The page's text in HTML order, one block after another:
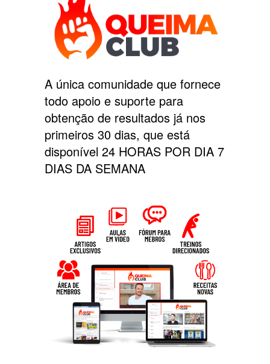
A única comunidade que fornece
todo apoio e suporte para
obtenção de resultados já nos
primeiros 30 dias, que está
disponível 24 HORAS POR DIA 7
DIAS DA SEMANA